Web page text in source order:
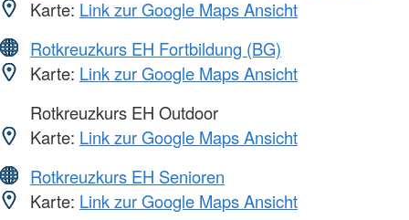
Karte: Link zur Google Maps Ansicht
Rotkreuzkurs EH Fortbildung (BG)
Karte: Link zur Google Maps Ansicht
Rotkreuzkurs EH Outdoor
Karte: Link zur Google Maps Ansicht
Rotkreuzkurs EH Senioren
Karte: Link zur Google Maps Ansicht